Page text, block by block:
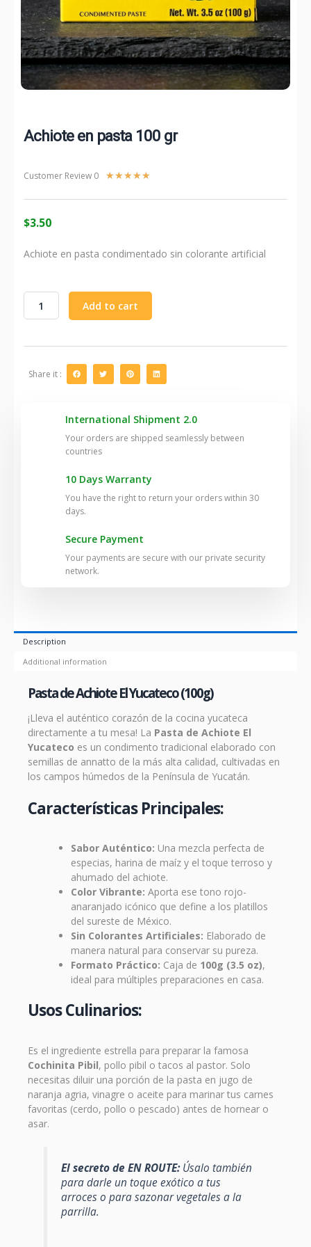
Achiote en pasta 100 gr
Customer Review 0 ★★★★★
out
$3.50
Achiote en pasta condimentado sin colorante artificial
quantity
Add to cart
Share it :
International Shipment 2.0
Your orders are shipped seamlessly between
countries
10 Days Warranty
You have the right to return your orders within 30
days.
Secure Payment
Your payments are secure with our private security
network.
Description
Additional information
Pasta de Achiote El Yucateco (100g)
¡Lleva el auténtico corazón de la cocina yucateca
directamente a tu mesa! La Pasta de Achiote El
Yucateco es un condimento tradicional elaborado con
semillas de annatto de la más alta calidad, cultivadas en
los campos húmedos de la Península de Yucatán.
Características Principales:
Sabor Auténtico: Una mezcla perfecta de
especias, harina de maíz y el toque terroso y
ahumado del achiote.
Color Vibrante: Aporta ese tono rojo-
anaranjado icónico que define a los platillos
del sureste de México.
Sin Colorantes Artificiales: Elaborado de
manera natural para conservar su pureza.
Formato Práctico: Caja de 100g (3.5 oz),
ideal para múltiples preparaciones en casa.
Usos Culinarios:
Es el ingrediente estrella para preparar la famosa
Cochinita Pibil, pollo pibil o tacos al pastor. Solo
necesitas diluir una porción de la pasta en jugo de
naranja agria, vinagre o aceite para marinar tus carnes
favoritas (cerdo, pollo o pescado) antes de hornear o
asar.
El secreto de EN ROUTE:Úsalo también
para darle un toque exótico a tus
arroces o para sazonar vegetales a la
parrilla.